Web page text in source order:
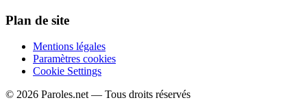
Plan de site
Mentions légales
Paramètres cookies
Cookie Settings
© 2026 Paroles.net — Tous droits réservés